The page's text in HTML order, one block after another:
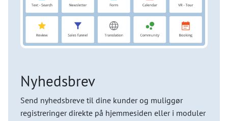
Nyhedsbrev
Send nyhedsbreve til dine kunder og muliggør
registreringer direkte på hjemmesiden eller i moduler